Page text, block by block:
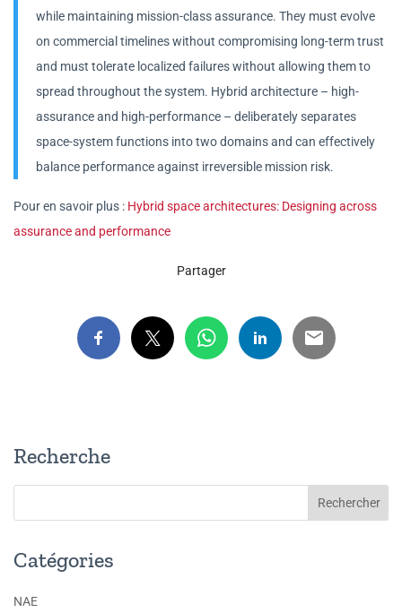
while maintaining mission-class assurance. They must evolve
on commercial timelines without compromising long-term trust
and must tolerate localized failures without allowing them to
spread throughout the system. Hybrid architecture – high-
assurance and high-performance – deliberately separates
space-system functions into two domains and can effectively
balance performance against irreversible mission risk.
Pour en savoir plus : Hybrid space architectures: Designing across
assurance and performance
Partager
Recherche
Catégories
NAE